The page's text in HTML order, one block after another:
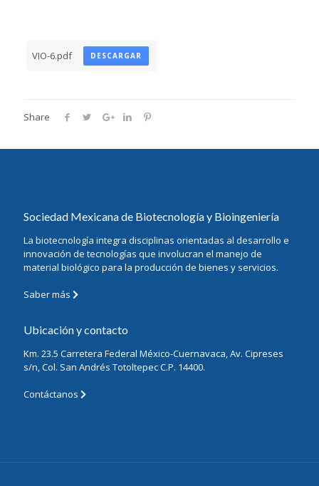
VIO-6.pdf DESCARGAR
Share
Sociedad Mexicana de Biotecnología y Bioingeniería
La biotecnología integra disciplinas orientadas al desarrollo e
innovación de tecnologías que involucran el manejo de
material biológico para la producción de bienes y servicios.
Saber más
Ubicación y contacto
Km. 23.5 Carretera Federal México-Cuernavaca, Av. Cipreses
s/n, Col. San Andrés Totoltepec C.P. 14400.
Contáctanos